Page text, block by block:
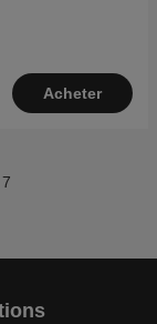
Acheter
7